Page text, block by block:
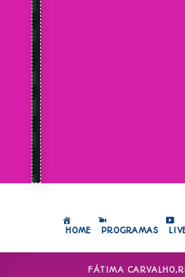
HOME PROGRAMAS
FÁTIMA CARVALHO,